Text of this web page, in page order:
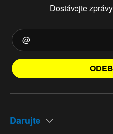
Dostávejte
Darujte